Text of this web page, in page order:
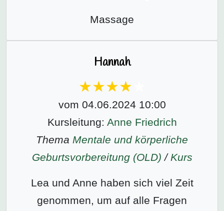
Massage
Hannah
vom 04.06.2024 10:00
Kursleitung: Anne Friedrich
Thema Mentale und körperliche
Geburtsvorbereitung (OLD) / Kurs
Lea und Anne haben sich viel Zeit
genommen, um auf alle Fragen